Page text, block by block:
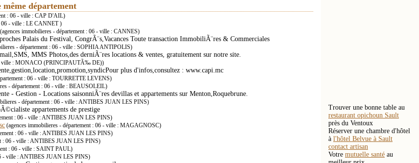
département
: 06 - ville : CAP D'AIL)
06 - ville : LE CANNET )
(agences immobilieres - département : 06 - ville : CANNES)
Palais du Festival, CongrÃ¨s,Vacances Toute transaction ImmobiliÃ¨res & Commerciales
- département : 06 - ville : SOPHIA ANTIPOLIS)
MMS Photos,des derniÃ¨res locations & ventes, gratuitement sur notre site.
- ville : MONACO (PRINCIPAUTÃ‰ DE))
plus d'infos,consultez : www.capi.mc
: 06 - ville : TOURRETTE LEVENS)
- département : 06 - ville : BEAUSOLEIL)
- Gestion - Locations saisonniÃ¨res devillas et appartements sur Menton,Roquebrune.
- département : 06 - ville : ANTIBES JUAN LES PINS)
appartements de prestige
: 06 - ville : ANTIBES JUAN LES PINS)
(agences immobilieres - département : 06 - ville : MAGAGNOSC)
: 06 - ville : ANTIBES JUAN LES PINS)
: 06 - ville : ANTIBES JUAN LES PINS)
: 06 - ville : SAINT PAUL)
- ville : ANTIBES JUAN LES PINS)
Trouver une bonne table au
restaurant opichoun Sault
près du Ventoux
Réserver une chambre d'hôtel
à l'hôtel Belvue à Sault
contact artisan
Votre mutuelle santé au